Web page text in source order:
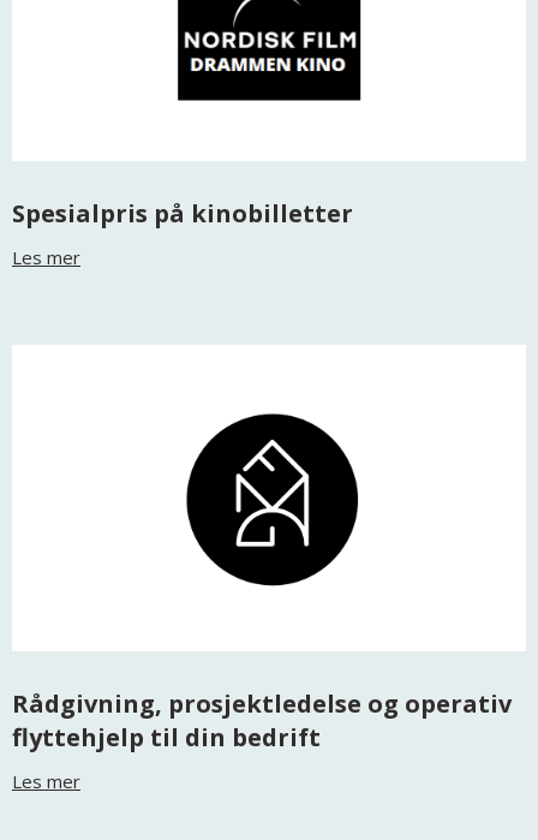
Spesialpris på kinobilletter
Les mer
Rådgivning, prosjektledelse og operativ
flyttehjelp til din bedrift
Les mer